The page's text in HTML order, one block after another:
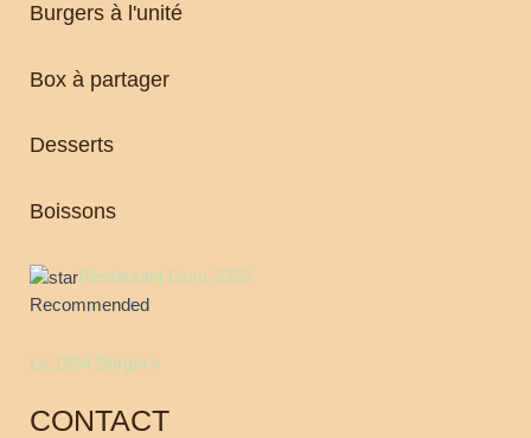
Burgers à l'unité
Box à partager
Desserts
Boissons
Restaurant Guru 2025
Recommended
Le 1954 Burger's
CONTACT